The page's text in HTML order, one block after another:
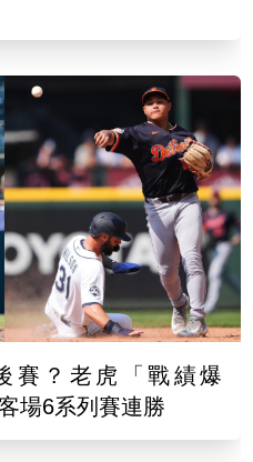
賽？老虎「戰績爆
場6系列賽連勝